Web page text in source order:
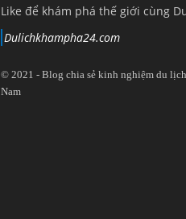
Like để khám phá thế giới cùng
Dulichkhampha24.com
© 2021 - Blog chia sẻ kinh nghiệm du
Nam